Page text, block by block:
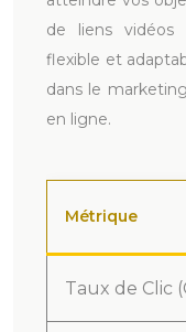
de liens vidéos
flexible et
dans le
en ligne.
Métrique
Taux de Clic